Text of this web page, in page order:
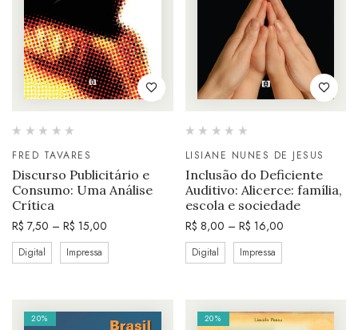
FRED TAVARES
Discurso Publicitário e
Consumo: Uma Análise
Crítica
R$ 7,50 – R$ 15,00
Digital Impressa
LISIANE NUNES DE JESUS
Inclusão do Deficiente
Auditivo: Alicerce: família,
escola e sociedade
R$ 8,00 – R$ 16,00
Digital Impressa
20% 20%